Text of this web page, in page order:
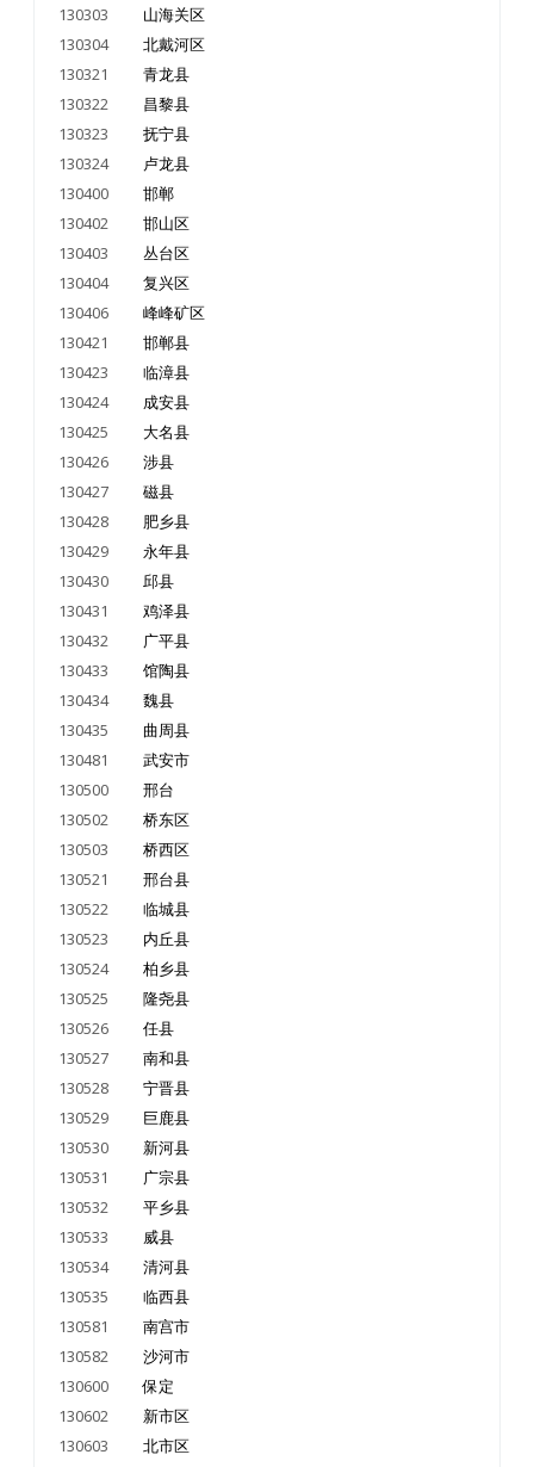
130303 山海关区
130304 北戴河区
130321 青龙县
130322 昌黎县
130323 抚宁县
130324 卢龙县
130400 邯郸
130402 邯山区
130403 丛台区
130404 复兴区
130406 峰峰矿区
130421 邯郸县
130423 临漳县
130424 成安县
130425 大名县
130426 涉县
130427 磁县
130428 肥乡县
130429 永年县
130430 邱县
130431 鸡泽县
130432 广平县
130433 馆陶县
130434 魏县
130435 曲周县
130481 武安市
130500 邢台
130502 桥东区
130503 桥西区
130521 邢台县
130522 临城县
130523 内丘县
130524 柏乡县
130525 隆尧县
130526 任县
130527 南和县
130528 宁晋县
130529 巨鹿县
130530 新河县
130531 广宗县
130532 平乡县
130533 威县
130534 清河县
130535 临西县
130581 南宫市
130582 沙河市
130600保定
130602 新市区
130603 北市区